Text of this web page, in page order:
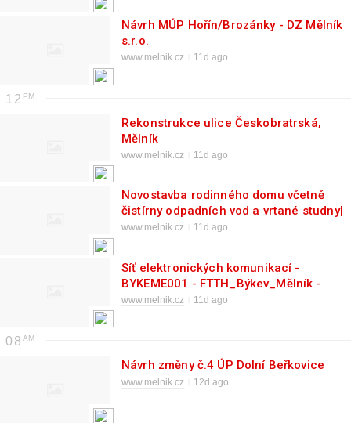
Návrh MÚP Hořín/Brozánky - DZ Mělník
s.r.o.
www.melnik.cz 11d ago
12
Rekonstrukce ulice Českobratrská,
Mělník
www.melnik.cz 11d ago
Novostavba rodinného domu včetně
čistírny odpadních vod a vrtané studny|
www.melnik.cz 11d ago
Síť elektronických komunikací -
BYKEME001 - FTTH_Býkev_Mělník -
VHCN - 11010-137516||
www.melnik.cz 11d ago
08
Návrh změny č.4 ÚP Dolní Beřkovice
www.melnik.cz 12d ago